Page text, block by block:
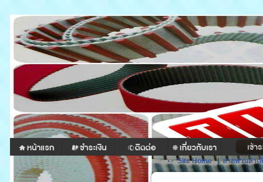
Site Home|สายพานลำเ